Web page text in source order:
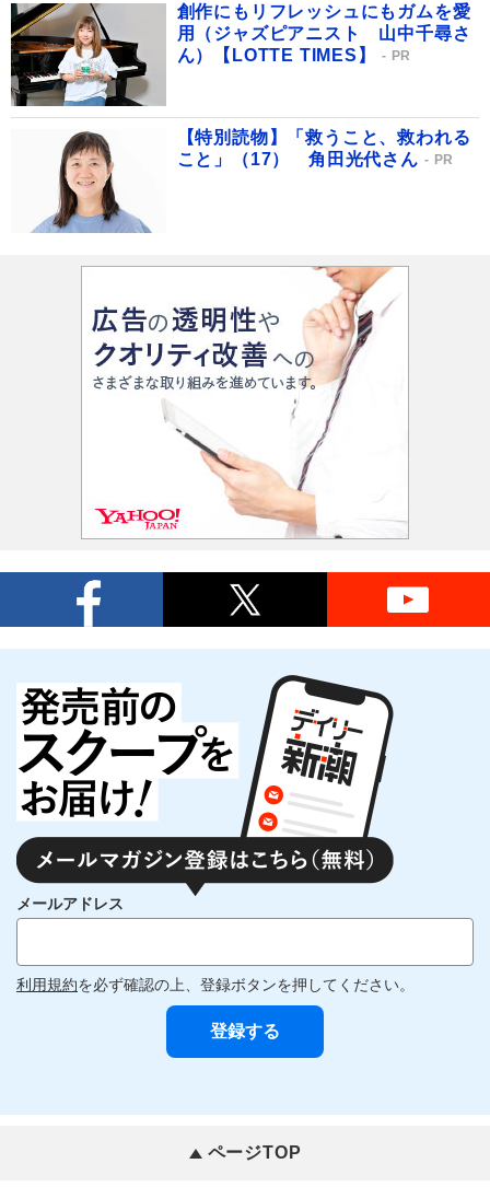
創作にもリフレッシュにもガムを愛
用（ジャズピアニスト 山中千尋さ
ん）【LOTTE TIMES】
PR
【特別読物】「救うこと、救われる
こと」（17） 角田光代さん
PR
メールアドレス
利用規約を必ず確認の上、登録ボタンを押してください。
ページTOP